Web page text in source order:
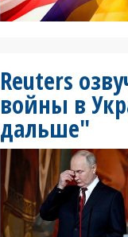
Reuters
войны в
дальше"